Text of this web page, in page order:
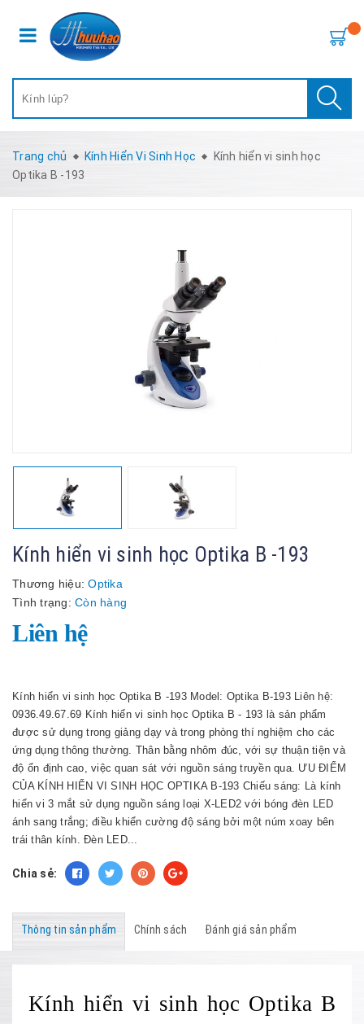
Trang chủ Kính Hiển Vi Sinh Học
Kính hiển vi sinh học
Optika B -193
Kính hiển vi sinh học Optika B -193
Thương hiệu: Optika
Tình trạng: Còn hàng
Liên hệ
Kính hiển vi sinh học Optika B -193 Model: Optika B-193 Liên hệ:
0936.49.67.69 Kính hiển vi sinh học Optika B - 193 là sản phẩm
được sử dụng trong giảng dạy và trong phòng thí nghiệm cho các
ứng dụng thông thường. Thân bằng nhôm đúc, với sự thuận tiện và
độ ổn định cao, việc quan sát với nguồn sáng truyền qua. ƯU ĐIỂM
CỦA KÍNH HIỂN VI SINH HỌC OPTIKA B-193 Chiếu sáng: Là kính
hiển vi 3 mắt sử dụng nguồn sáng loại X-LED2 với bóng đèn LED
ánh sang trắng; điều khiển cường độ sáng bởi một núm xoay bên
trái thân kính. Đèn LED...
Chia sẻ:
Thông tin sản phẩm Chính sách Đánh giá sản phẩm
Kính hiển vi sinh học Optika B